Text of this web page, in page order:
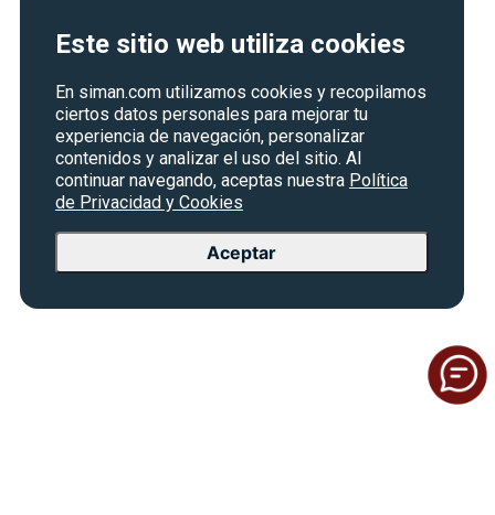
Este sitio web utiliza cookies
En siman.com utilizamos cookies y recopilamos
ciertos datos personales para mejorar tu
experiencia de navegación, personalizar
contenidos y analizar el uso del sitio. Al
continuar navegando, aceptas nuestra Política
de Privacidad y Cookies
Aceptar